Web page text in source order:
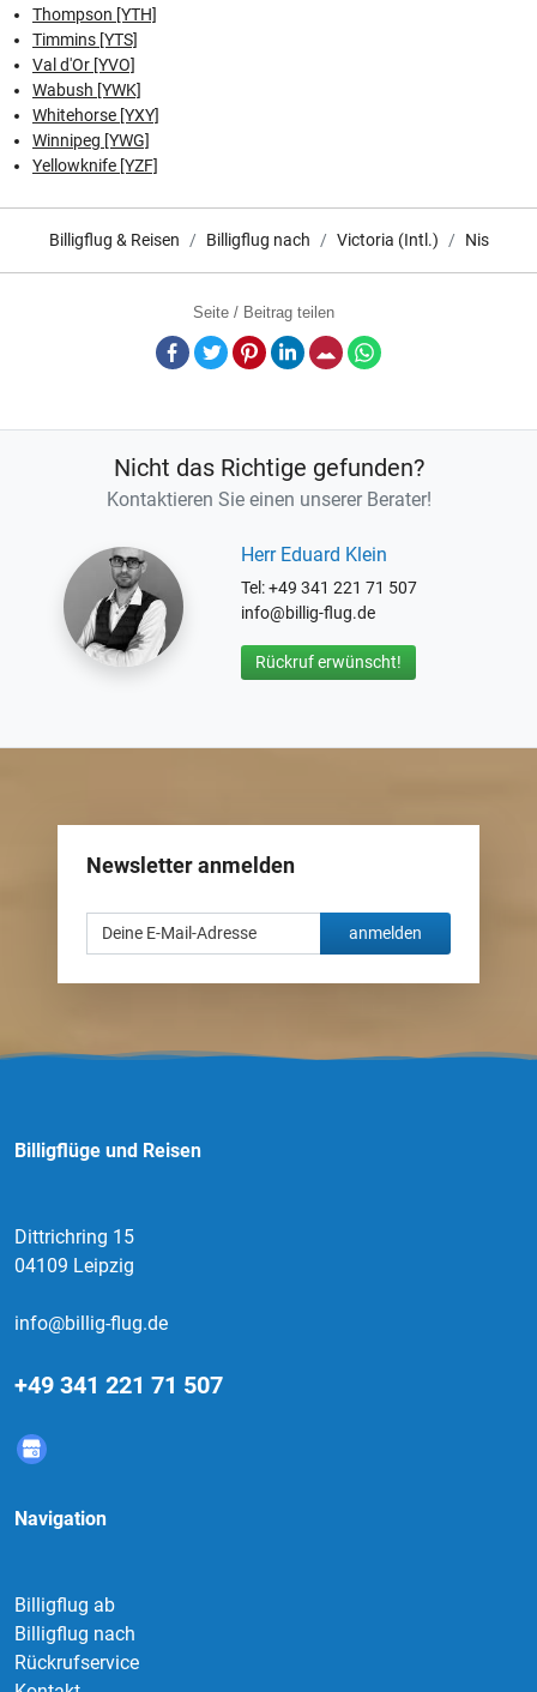
Thompson [YTH]
Timmins [YTS]
Val d'Or [YVO]
Wabush [YWK]
Whitehorse [YXY]
Winnipeg [YWG]
Yellowknife [YZF]
Billigflug & Reisen Billigflug nach Victoria (Intl.) Nis
Seite / Beitrag teilen
Facebook
TwitterPinterestLinkedInE-Mail
Nicht das Richtige gefunden?
Kontaktieren Sie einen unserer Berater!
Herr Eduard Klein
Tel: +49 341 221 71 507
info@billig-flug.de
Rückruf erwünscht!
Newsletter anmelden
anmelden
Billigflüge und Reisen
Dittrichring 15
04109 Leipzig
info@billig-flug.de
+49 341 221 71 507
Navigation
Billigflug ab
Billigflug nach
Rückrufservice